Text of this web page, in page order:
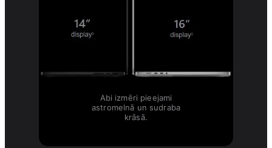
Abi izmēri pieejami
astromelnā un sudraba
krāsā.